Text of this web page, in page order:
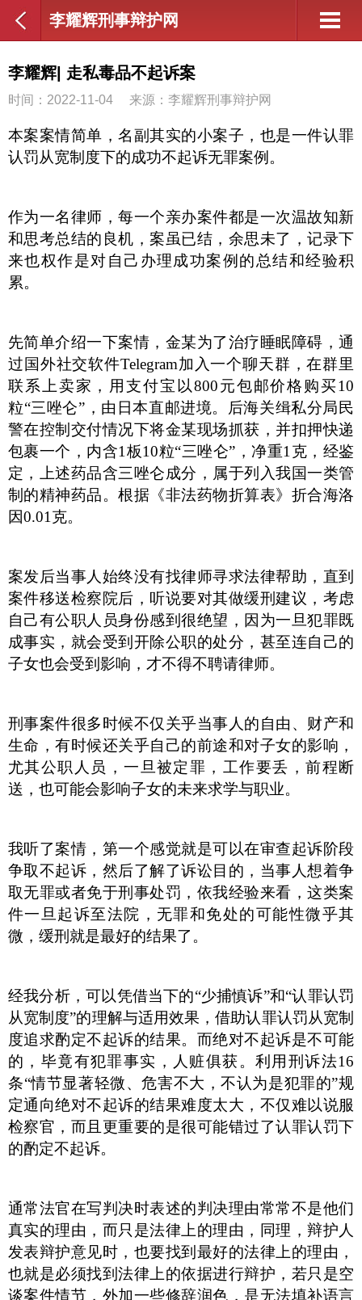
李耀辉刑事辩护网
李耀辉| 走私毒品不起诉案
时间：2022-11-04 来源：李耀辉刑事辩护网
本案案情简单，名副其实的小案子，也是一件认罪
认罚从宽制度下的成功不起诉无罪案例。
作为一名律师，每一个亲办案件都是一次温故知新
和思考总结的良机，案虽已结，余思未了，记录下
来也权作是对自己办理成功案例的总结和经验积
累。
先简单介绍一下案情，金某为了治疗睡眠障碍，通
过国外社交软件Telegram加入一个聊天群，在群里
联系上卖家，用支付宝以800元包邮价格购买10
粒“三唑仑”，由日本直邮进境。后海关缉私分局民
警在控制交付情况下将金某现场抓获，并扣押快递
包裹一个，内含1 板10粒“三唑仑”，净重1 克，经鉴
定，
上述药品含三唑仑成分， 属于列入我国一类管
制的精神药品。根据《非法药物折算表》折合海洛
因0.01 克。
案发后当事人始终没有找律师寻求法律帮助，直到
案件移送检察院后，听说要对其做缓刑建议，考虑
自己有公职人员身份感到很绝望，因为一旦犯罪既
成事实，就会受到开除公职的处分，甚至连自己的
子女也会受到影响，才不得不聘请律师。
刑事案件很多时候不仅关乎当事人的自由、财产和
生命，有时候还关乎自己的前途和对子女的影响，
尤其公职人员，一旦被定罪，工作要丢，前程断
送，也可能会影响子女的未来求学与职业。
我听了案情，第一个感觉就是可以在审查起诉阶段
争取不起诉，然后了解了诉讼目的，当事人想着争
取无罪或者免于刑事处罚，依我经验来看，这类案
件一旦起诉至法院，无罪和免处的可能性微乎其
微，缓刑就是最好的结果了。
经我分析，可以凭借当下的“少捕慎诉”和“认罪认罚
从宽制度”的理解与适用效果，借助认罪认罚从宽制
度追求酌定不起诉的结果。而绝对不起诉是不可能
的，毕竟有犯罪事实，人赃俱获。利用刑诉法16
条“情节显著轻微、危害不大，不认为是犯罪的”规
定通向绝对不起诉的结果难度太大，不仅难以说服
检察官，而且更重要的是很可能错过了认罪认罚下
的酌定不起诉。
通常法官在写判决时表述的判决理由常常不是他们
真实的理由，而只是法律上的理由，同理，辩护人
发表辩护意见时，也要找到最好的法律上的理由，
也就是必须找到法律上的依据进行辩护，若只是空
谈案件情节，外加一些修辞润色，是无法填补语言